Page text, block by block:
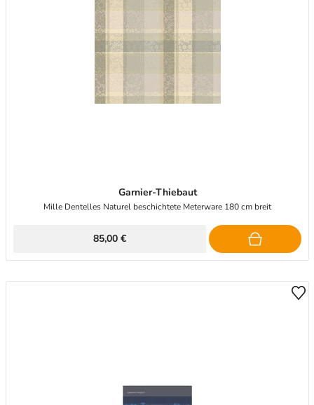
Garnier-Thiebaut
Mille Dentelles Naturel beschichtete Meterware 180 cm breit
85,00 €